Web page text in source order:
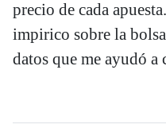
precio de cada
impirico sobre la
datos que me ayudó